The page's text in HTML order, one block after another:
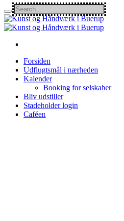
Forsiden
Udflugtsmål i nærheden
Kalender
Booking for selskaber
Bliv udstiller
Stadeholder login
Caféen